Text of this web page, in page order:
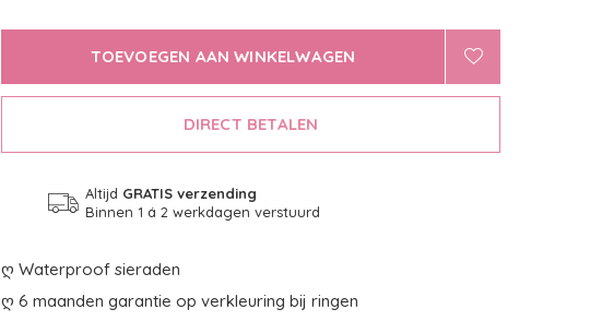
TOEVOEGEN AAN WINKELWAGEN
DIRECT BETALEN
Altijd GRATIS verzending
Binnen 1 á 2 werkdagen verstuurd
ღ Waterproof sieraden
ღ 6 maanden garantie op verkleuring bij ringen